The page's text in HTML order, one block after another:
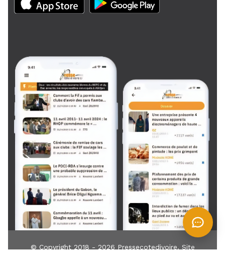
© Copyright 2018 - 2026 Pressecotedivoire. Site